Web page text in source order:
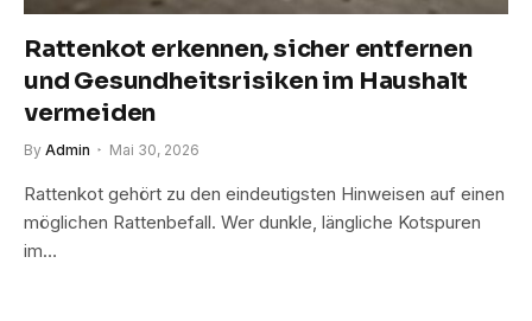
Rattenkot erkennen, sicher entfernen
und Gesundheitsrisiken im Haushalt
vermeiden
By Admin Mai 30, 2026
Rattenkot gehört zu den eindeutigsten Hinweisen auf einen
möglichen Rattenbefall. Wer dunkle, längliche Kotspuren
im…